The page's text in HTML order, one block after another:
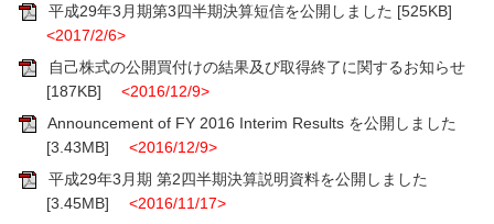
平成29年3月期第3四半期決算短信を公開しました [525KB]
<2017/2/6>
自己株式の公開買付けの結果及び取得終了に関するお知らせ
[187KB] <2016/12/9>
Announcement of FY 2016 Interim Results を公開しました
[3.43MB] <2016/12/9>
平成29年3月期 第2四半期決算説明資料を公開しました
[3.45MB] <2016/11/17>